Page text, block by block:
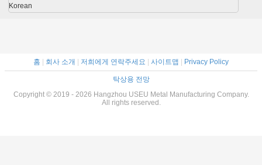
Korean
홈 회사 소개 저희에게 연락주세요 사이트맵 Privacy Policy
탁상용 전망
Copyright © 2019 - 2026 Hangzhou USEU Metal Manufacturing Company.
All rights reserved.